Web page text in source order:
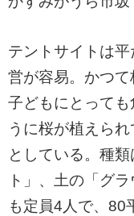
テントサイトは
営が容易。かつ
子どもにとって
うに桜が植えら
としている。種
ト」、土の「グ
も定員4人で、80